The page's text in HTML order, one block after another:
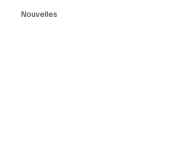
Nouvelles